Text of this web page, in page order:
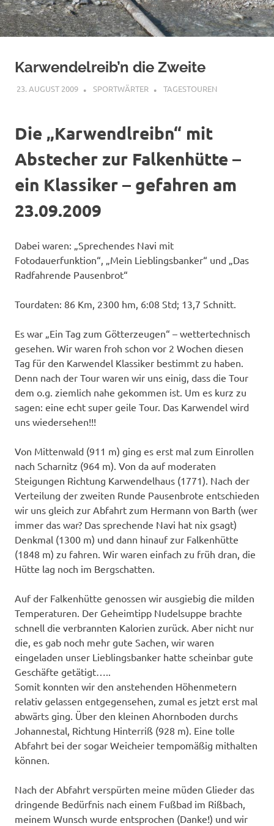
Karwendelreib’n die Zweite
23. AUGUST 2009 SPORTWÄRTER TAGESTOUREN
Die „Karwendlreibn“ mit
Abstecher zur Falkenhütte –
ein Klassiker – gefahren am
23.09.2009
Dabei waren: „Sprechendes Navi mit
Fotodauerfunktion“, „Mein Lieblingsbanker“ und „Das
Radfahrende Pausenbrot“
Tourdaten: 86 Km, 2300 hm, 6:08 Std; 13,7 Schnitt.
Es war „Ein Tag zum Götterzeugen“ – wettertechnisch
gesehen. Wir waren froh schon vor 2 Wochen diesen
Tag für den Karwendel Klassiker bestimmt zu haben.
Denn nach der Tour waren wir uns einig, dass die Tour
dem o.g. ziemlich nahe gekommen ist. Um es kurz zu
sagen: eine echt super geile Tour. Das Karwendel wird
uns wiedersehen!!!
Von Mittenwald (911 m) ging es erst mal zum Einrollen
nach Scharnitz (964 m). Von da auf moderaten
Steigungen Richtung Karwendelhaus (1771). Nach der
Verteilung der zweiten Runde Pausenbrote entschieden
wir uns gleich zur Abfahrt zum Hermann von Barth (wer
immer das war? Das sprechende Navi hat nix gsagt)
Denkmal (1300 m) und dann hinauf zur Falkenhütte
(1848 m) zu fahren. Wir waren einfach zu früh dran, die
Hütte lag noch im Bergschatten.
Auf der Falkenhütte genossen wir ausgiebig die milden
Temperaturen. Der Geheimtipp Nudelsuppe brachte
schnell die verbrannten Kalorien zurück. Aber nicht nur
die, es gab noch mehr gute Sachen, wir waren
eingeladen unser Lieblingsbanker hatte scheinbar gute
Geschäfte getätigt…..
Somit konnten wir den anstehenden Höhenmetern
relativ gelassen entgegensehen, zumal es jetzt erst mal
abwärts ging. Über den kleinen Ahornboden durchs
Johannestal, Richtung Hinterriß (928 m). Eine tolle
Abfahrt bei der sogar Weicheier tempomäßig mithalten
können.
Nach der Abfahrt verspürten meine müden Glieder das
dringende Bedürfnis nach einem Fußbad im Rißbach,
meinem Wunsch wurde entsprochen (Danke!) und wir